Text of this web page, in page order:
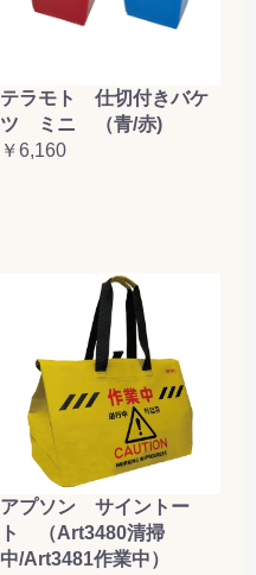
テラモト 仕切付きバケ
ツ ミニ （青/赤)
￥6,160
アプソン サイントー
ト （Art3480清掃
中/Art3481作業中）